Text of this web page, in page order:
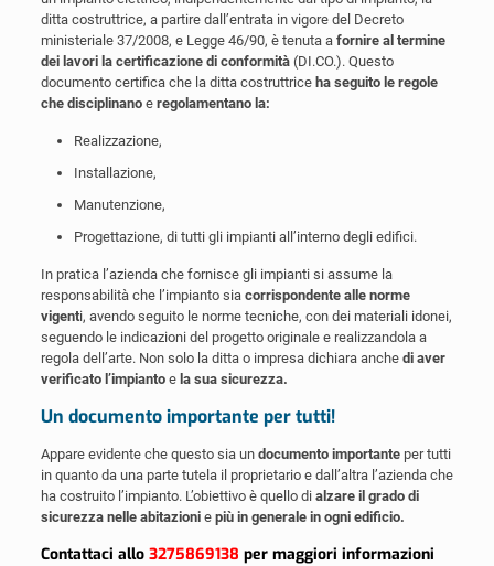
ditta costruttrice, a partire dall’entrata in vigore del Decreto
ministeriale 37/2008, e Legge 46/90, è tenuta a fornire al termine
dei lavori la certificazione di conformità(DI.CO.). Questo
documento certifica che la ditta costruttriceha seguito le regole
che disciplinano e regolamentano la:
Realizzazione,
Installazione,
Manutenzione,
Progettazione, di tutti gli impianti all’interno degli edifici.
In pratica l’azienda che fornisce gli impianti si assume la
responsabilità che l’impianto sia corrispondente alle norme
vigenti, avendo seguito le norme tecniche, con dei materiali idonei,
seguendo le indicazioni del progetto originale e realizzandola a
regola dell’arte. Non solo la ditta o impresa dichiara anchedi aver
verificato l’impianto e la sua sicurezza.
Un documento importante per tutti!
Appare evidente che questo sia un documento importanteper tutti
in quanto da una parte tutela il proprietario e dall’altra l’azienda che
ha costruito l’impianto. L’obiettivo è quello di alzare il grado di
sicurezza nelle abitazioni e più in generale in ogni edificio.
Contattaci allo 3275869138 per maggiori informazioni